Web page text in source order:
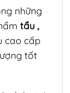
những
tẩu ,
cao cấp
tốt